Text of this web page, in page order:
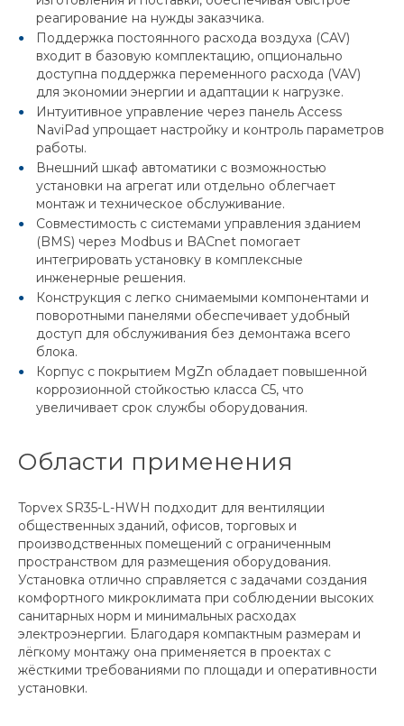
реагирование на нужды заказчика.
Поддержка постоянного расхода воздуха (CAV)
входит в базовую комплектацию, опционально
доступна поддержка переменного расхода (VAV)
для экономии энергии и адаптации к нагрузке.
Интуитивное управление через панель Access
NaviPad упрощает настройку и контроль параметров
работы.
Внешний шкаф автоматики с возможностью
установки на агрегат или отдельно облегчает
монтаж и техническое обслуживание.
Совместимость с системами управления зданием
(BMS) через Modbus и BACnet помогает
интегрировать установку в комплексные
инженерные решения.
Конструкция с легко снимаемыми компонентами и
поворотными панелями обеспечивает удобный
доступ для обслуживания без демонтажа всего
блока.
Корпус с покрытием MgZn обладает повышенной
коррозионной стойкостью класса C5, что
увеличивает срок службы оборудования.
Области применения
Topvex SR35-L-HWH подходит для вентиляции
общественных зданий, офисов, торговых и
производственных помещений с ограниченным
пространством для размещения оборудования.
Установка отлично справляется с задачами создания
комфортного микроклимата при соблюдении высоких
санитарных норм и минимальных расходах
электроэнергии. Благодаря компактным размерам и
лёгкому монтажу она применяется в проектах с
жёсткими требованиями по площади и оперативности
установки.